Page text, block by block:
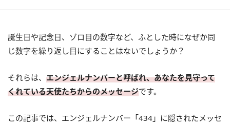
誕生日や記念日、ゾロ目の数字など、ふとした時になぜか同
じ数字を繰り返し目にすることはないでしょうか？
それらは、 エンジェルナンバーと呼ばれ、あなたを見守って
くれている天使たちからのメッセージです。
この記事では、エンジェルナンバー「434」に隠されたメッセ